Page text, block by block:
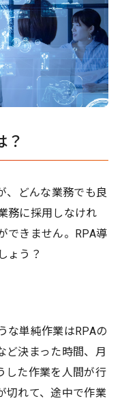
？
、どんな業務でも良
務に採用しなけれ
できません。RPA導
ょう？
な単純作業はRPAの
ど決まった時間、月
した作業を人間が行
切れて、途中で作業